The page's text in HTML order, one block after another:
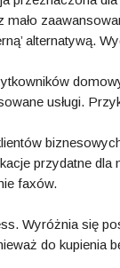
alternatywą.
usługi.
przydatne
faxów.
Wyróżnia się
do